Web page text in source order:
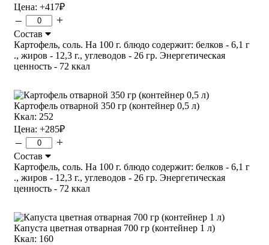
Цена: +417₽
– +
Состав
Картофель, соль. На 100 г. блюдо содержит: белков - 6,1 г
., жиров - 12,3 г., углеводов - 26 гр. Энергетическая
ценность - 72 ккал
Картофель отварной 350 гр (контейнер 0,5 л)
Ккал: 252
Цена: +285₽
– +
Состав
Картофель, соль. На 100 г. блюдо содержит: белков - 6,1 г
., жиров - 12,3 г., углеводов - 26 гр. Энергетическая
ценность - 72 ккал
Капуста цветная отварная 700 гр (контейнер 1 л)
Ккал: 160